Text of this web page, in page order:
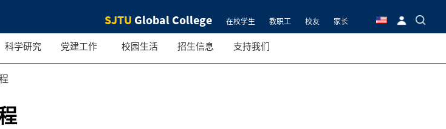
SJTU Global College 在校学生 教职工 校友 家长
科学研究 党建工作 校园生活 招生信息 支持我们